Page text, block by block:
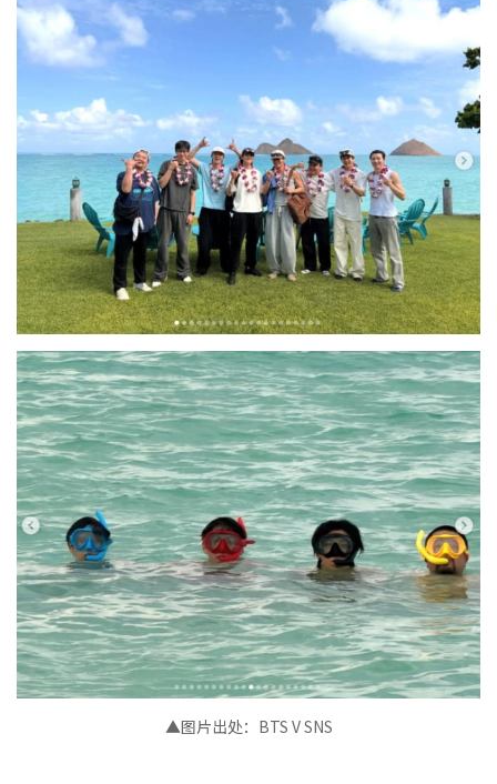
▲图片出处： BTS V SNS